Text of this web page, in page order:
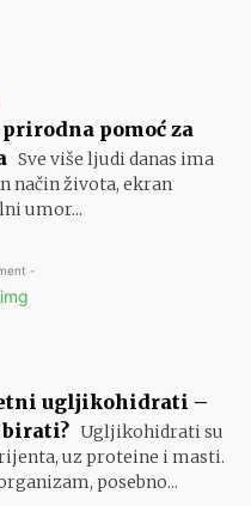
pomoć za
Sve više ljudi danas ima
način života, ekran
umor...
-
ugljikohidrati –
Ugljikohidrati su
uz proteine i masti.
posebno...